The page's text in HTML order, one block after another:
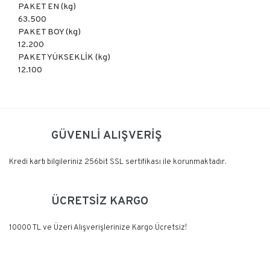
PAKET EN (kg)
63.500
PAKET BOY (kg)
12.200
PAKET YÜKSEKLİK (kg)
12.100
Yorum Yaz
GÜVENLİ ALIŞVERİŞ
Kredi kartı bilgileriniz 256bit SSL sertifikası ile korunmaktadır.
ÜCRETSİZ KARGO
10000 TL ve Üzeri Alışverişlerinize Kargo Ücretsiz!